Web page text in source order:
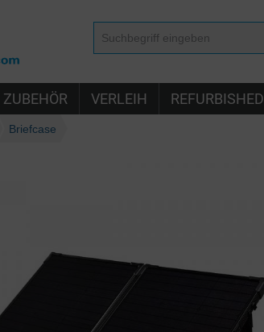
ZUBEHÖR VERLEIH REFURBISHED
Briefcase